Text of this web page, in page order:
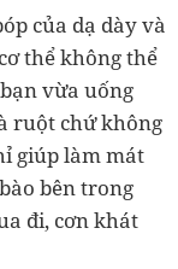
của dạ dày và
thể không thể
vừa uống
ruột chứ không
giúp làm mát
bên trong
đi, cơn khát